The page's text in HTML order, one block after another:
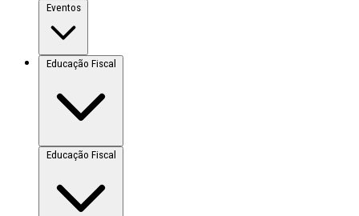
Eventos
Educação Fiscal
Educação Fiscal